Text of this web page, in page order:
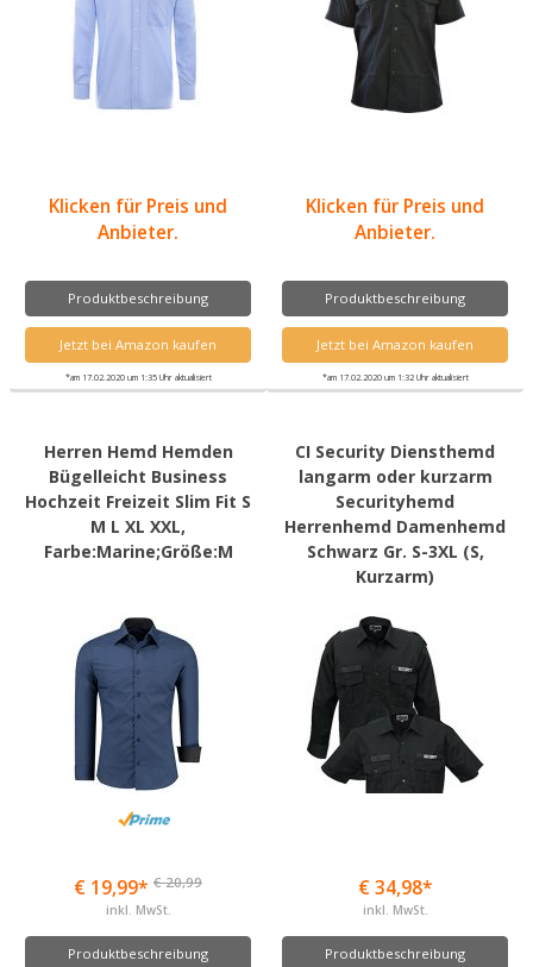
Klicken für Preis und
Anbieter.
Produktbeschreibung
Jetzt bei Amazon kaufen
*am 17.02.2020 um 1:35 Uhr aktualisiert
Klicken für Preis und
Anbieter.
Produktbeschreibung
Jetzt bei Amazon kaufen
*am 17.02.2020 um 1:32 Uhr aktualisiert
Herren Hemd Hemden
Bügelleicht Business
Hochzeit Freizeit Slim Fit S
M L XL XXL,
Farbe:Marine;Größe:M
€ 19,99* € 20,99
inkl. MwSt.
Produktbeschreibung
CI Security Diensthemd
langarm oder kurzarm
Securityhemd
Herrenhemd Damenhemd
Schwarz Gr. S-3XL (S,
Kurzarm)
€ 34,98*
inkl. MwSt.
Produktbeschreibung